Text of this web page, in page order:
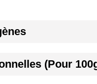
sel, conservateur :
(Pour